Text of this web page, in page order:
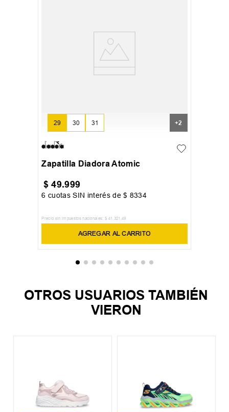
29 30 31 +2
Zapatilla Diadora Atomic
$ 49.999
6 cuotas SIN interés de$ 8334
Precio sin impuestos nacionales: $ 41 .321 ,49
AGREGAR AL CARRITO
OTROS USUARIOS TAMBIÉN
VIERON